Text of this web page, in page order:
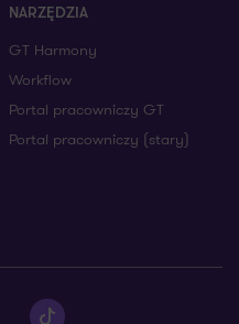
NARZĘDZIA
GT Harmony
Workflow
Portal pracowniczy GT
Portal pracowniczy (stary)
Facebookuna LinkedIn
Thornton na YouTube
profil Grant Thornton na X
Zobacz profil Grant